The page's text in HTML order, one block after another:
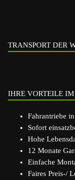
TRANSPORT DER
IHRE VORTEILE
Fahrantriebe
Sofort
Hohe
12 Monate
Einfache
Faires Preis-/